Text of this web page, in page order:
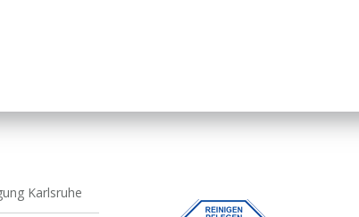
Karlsruhe